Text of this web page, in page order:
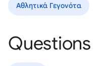
Αθλητικά Γεγονότα
Questions